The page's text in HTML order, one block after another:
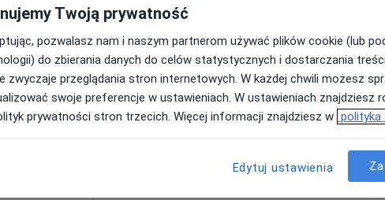
·Więcej
Umawianie online nie jest dostępne
Pokaż profil
Pediatria
Jutro Sob, Ndz,
Twoją prywatność
pozwalasz nam i naszym partnerom używać plików cookie (lub
do zbierania danych do celów statystycznych i dostarczania
zwyczaje przeglądania stron internetowych. W każdej chwili możesz
swoje preferencje w ustawieniach. W ustawieniach znajdziesz
prywatności stron trzecich. Więcej informacji znajdziesz w polityka
Edytuj ustawienia